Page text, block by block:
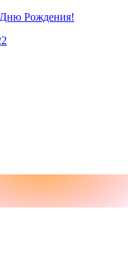
Рождения!